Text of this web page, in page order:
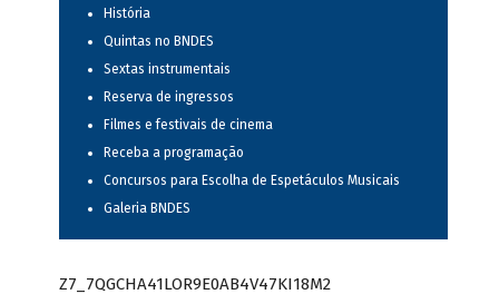
História
Quintas no BNDES
Sextas instrumentais
Reserva de ingressos
Filmes e festivais de cinema
Receba a programação
Concursos para Escolha de Espetáculos Musicais
Galeria BNDES
Z7_7QGCHA41LOR9E0AB4V47KI18M2